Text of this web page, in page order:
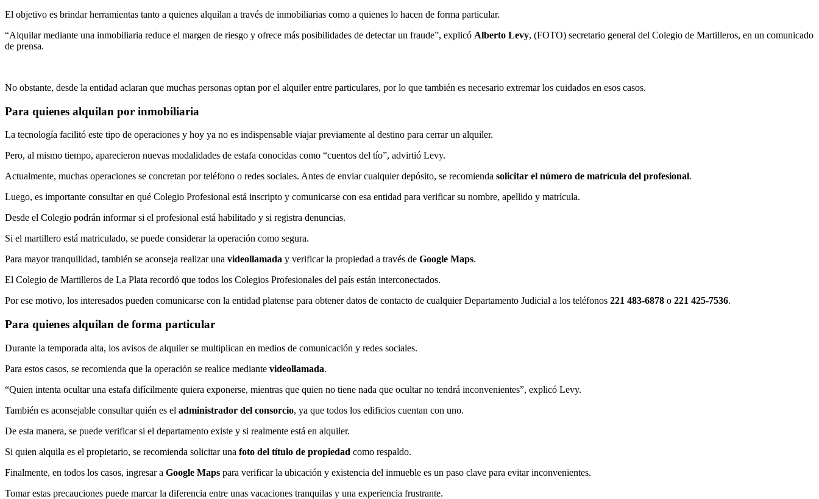
El objetivo es brindar herramientas tanto a quienes alquilan a través de inmobiliarias como a quienes lo hacen de forma particular.
“Alquilar mediante una inmobiliaria reduce el margen de riesgo y ofrece más posibilidades de detectar un fraude”, explicó Alberto Levy, (FOTO) secretario general del Colegio de Martilleros, en un comunicado
de prensa.
No obstante, desde la entidad aclaran que muchas personas optan por el alquiler entre particulares, por lo que también es necesario extremar los cuidados en esos casos.
Para quienes alquilan por inmobiliaria
La tecnología facilitó este tipo de operaciones y hoy ya no es indispensable viajar previamente al destino para cerrar un alquiler.
Pero, al mismo tiempo, aparecieron nuevas modalidades de estafa conocidas como “cuentos del tío”, advirtió Levy.
Actualmente, muchas operaciones se concretan por teléfono o redes sociales. Antes de enviar cualquier depósito, se recomienda solicitar el número de matrícula del profesional.
Luego, es importante consultar en qué Colegio Profesional está inscripto y comunicarse con esa entidad para verificar su nombre, apellido y matrícula.
Desde el Colegio podrán informar si el profesional está habilitado y si registra denuncias.
Si el martillero está matriculado, se puede considerar la operación como segura.
Para mayor tranquilidad, también se aconseja realizar una videollamada y verificar la propiedad a través de Google Maps.
El Colegio de Martilleros de La Plata recordó que todos los Colegios Profesionales del país están interconectados.
Por ese motivo, los interesados pueden comunicarse con la entidad platense para obtener datos de contacto de cualquier Departamento Judicial a los teléfonos 221 483-6878 o 221 425-7536.
Para quienes alquilan de forma particular
Durante la temporada alta, los avisos de alquiler se multiplican en medios de comunicación y redes sociales.
Para estos casos, se recomienda que la operación se realice mediante videollamada.
“Quien intenta ocultar una estafa difícilmente quiera exponerse, mientras que quien no tiene nada que ocultar no tendrá inconvenientes”, explicó Levy.
También es aconsejable consultar quién es el administrador del consorcio, ya que todos los edificios cuentan con uno.
De esta manera, se puede verificar si el departamento existe y si realmente está en alquiler.
Si quien alquila es el propietario, se recomienda solicitar una foto del título de propiedad como respaldo.
Finalmente, en todos los casos, ingresar a Google Maps para verificar la ubicación y existencia del inmueble es un paso clave para evitar inconvenientes.
Tomar estas precauciones puede marcar la diferencia entre unas vacaciones tranquilas y una experiencia frustrante.